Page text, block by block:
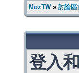
MozTW» 討論區
登入